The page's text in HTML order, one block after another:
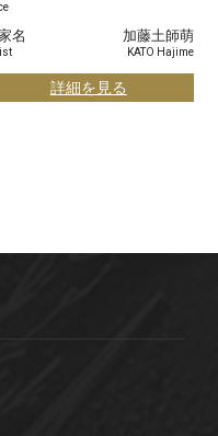
名 加藤土師萌
KATO Hajime
詳細を見る